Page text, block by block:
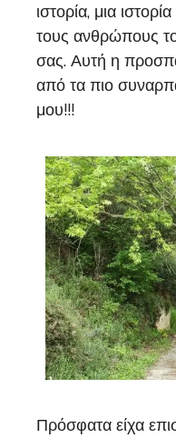
ιστορία, μια
τους ανθρώπους
σας. Αυτή η
από τα πιο
μου!!!
Πρόσφατα είχα